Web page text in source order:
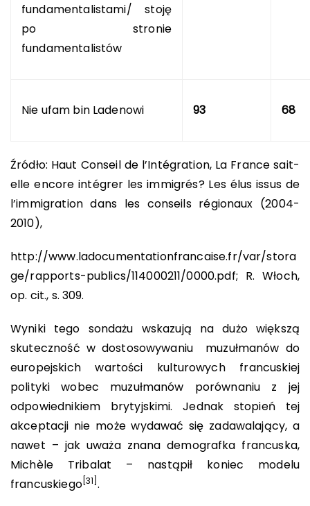
fundamentalistami/ stoję
po stronie
fundamentalistów
Nie ufam bin Ladenowi 93 68
Źródło: Haut Conseil de l’Intégration, La France sait-
elle encore intégrer les immigrés? Les élus issus de
l’immigration dans les conseils régionaux (2004-
2010),
http://www.ladocumentationfrancaise.fr/var/stora
ge/rapports-publics/114000211/0000.pdf; R. Włoch,
op. cit., s. 309.
Wyniki tego sondażu wskazują na dużo większą
skuteczność w dostosowywaniu muzułmanów do
europejskich wartości kulturowych francuskiej
polityki wobec muzułmanów porównaniu z jej
odpowiednikiem brytyjskimi. Jednak stopień tej
akceptacji nie może wydawać się zadawalający, a
nawet – jak uważa znana demografka francuska,
Michèle Tribalat – nastąpił koniec modelu
francuskiego [31] .